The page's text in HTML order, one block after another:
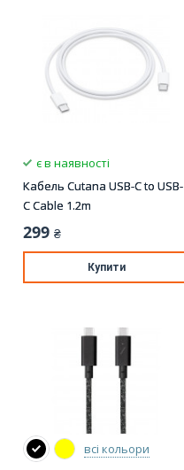
є в наявності
Кабель Cutana USB-C to USB-
C Cable 1.2m
299 ₴
Купити
всі кольори